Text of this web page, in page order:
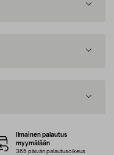
Ilmainen palautus
myymälään
365 päivän palautusoikeus